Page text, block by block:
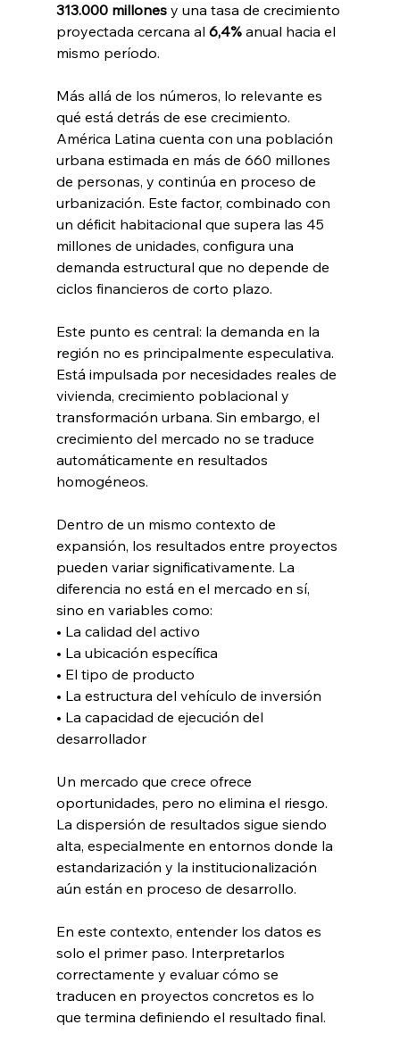
313.000 millones y una tasa de crecimiento
proyectada cercana al 6,4% anual hacia el
mismo período.
Más allá de los números, lo relevante es
qué está detrás de ese crecimiento.
América Latina cuenta con una población
urbana estimada en más de 660 millones
de personas, y continúa en proceso de
urbanización. Este factor, combinado con
un déficit habitacional que supera las 45
millones de unidades, configura una
demanda estructural que no depende de
ciclos financieros de corto plazo.
Este punto es central: la demanda en la
región no es principalmente especulativa.
Está impulsada por necesidades reales de
vivienda, crecimiento poblacional y
transformación urbana. Sin embargo, el
crecimiento del mercado no se traduce
automáticamente en resultados
homogéneos.
Dentro de un mismo contexto de
expansión, los resultados entre proyectos
pueden variar significativamente. La
diferencia no está en el mercado en sí,
sino en variables como:
• La calidad del activo
• La ubicación específica
• El tipo de producto
• La estructura del vehículo de inversión
• La capacidad de ejecución del
desarrollador
Un mercado que crece ofrece
oportunidades, pero no elimina el riesgo.
La dispersión de resultados sigue siendo
alta, especialmente en entornos donde la
estandarización y la institucionalización
aún están en proceso de desarrollo.
En este contexto, entender los datos es
solo el primer paso. Interpretarlos
correctamente y evaluar cómo se
traducen en proyectos concretos es lo
que termina definiendo el resultado final.